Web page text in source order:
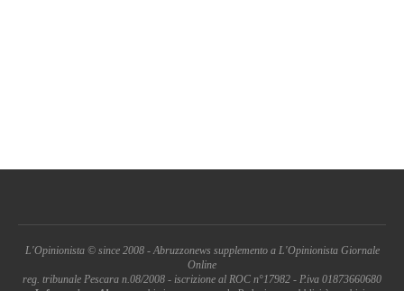
L'Opinionista © since 2008 - Abruzzonews supplemento a L'Opinionista Giornale
Online
reg. tribunale Pescara n.08/2008 - iscrizione al ROC n°17982 - P.iva 01873660680